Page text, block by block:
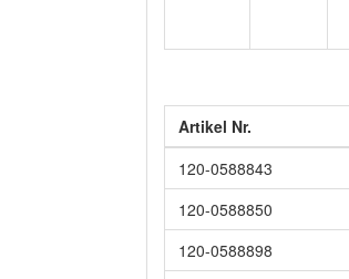
Artikel Nr.
120-0588843
120-0588850
120-0588898